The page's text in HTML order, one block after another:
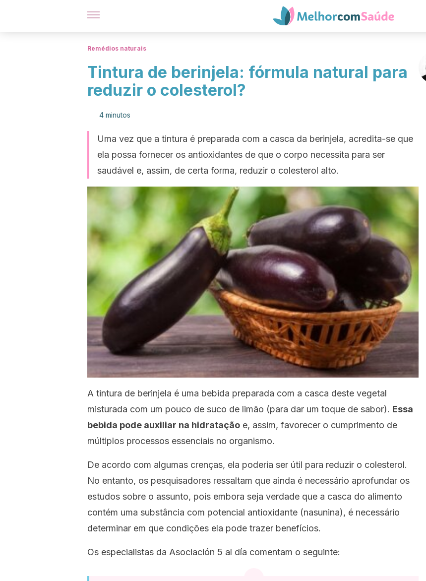
Remédios naturais
Tintura de berinjela: fórmula natural para
reduzir o colesterol?
4 minutos
Uma vez que a tintura é preparada com a casca da berinjela, acredita-se que
ela possa fornecer os antioxidantes de que o corpo necessita para ser
saudável e, assim, de certa forma, reduzir o colesterol alto.
A tintura de berinjela é uma bebida preparada com a casca deste vegetal
misturada com um pouco de suco de limão (para dar um toque de sabor). Essa
bebida pode auxiliar na hidratação e, assim, favorecer o cumprimento de
múltiplos processos essenciais no organismo.
De acordo com algumas crenças, ela poderia ser útil para reduzir o colesterol.
No entanto, os pesquisadores ressaltam que ainda é necessário aprofundar os
estudos sobre o assunto, pois embora seja verdade que a casca do alimento
contém uma substância com potencial antioxidante (nasunina), é necessário
determinar em que condições ela pode trazer benefícios.
Os especialistas da Asociación 5 al día comentam o seguinte: